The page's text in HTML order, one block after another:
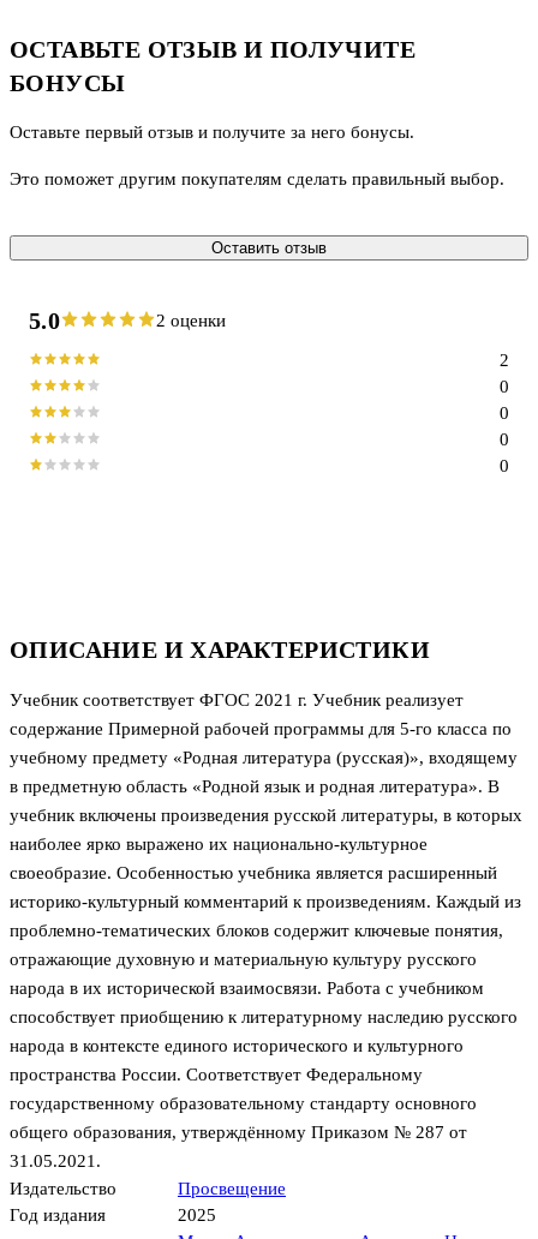
ОПИСАНИЕ И ХАРАКТЕРИСТИКИ
Учебник соответствует ФГОС 2021 г. Учебник реализует
содержание Примерной рабочей программы для 5-го класса по
учебному предмету «Родная литература (русская)», входящему
в предметную область «Родной язык и родная литература». В
учебник включены произведения русской литературы, в которых
наиболее ярко выражено их национально-культурное
своеобразие. Особенностью учебника является расширенный
историко-культурный комментарий к произведениям. Каждый из
проблемно-тематических блоков содержит ключевые понятия,
отражающие духовную и материальную культуру русского
народа в их исторической взаимосвязи. Работа с учебником
способствует приобщению к литературному наследию русского
народа в контексте единого исторического и культурного
пространства России. Соответствует Федеральному
государственному образовательному стандарту основного
общего образования, утверждённому Приказом № 287 от
31.05.2021.
Издательство
Просвещение
Год издания
2025
ОСТАВЬТЕ ОТЗЫВ И ПОЛУЧИТЕ
БОНУСЫ
Оставьте первый отзыв и получите за него бонусы.
Это поможет другим покупателям сделать правильный выбор.
Оставить отзыв
5.0 2 оценки
0
0
0
0
2